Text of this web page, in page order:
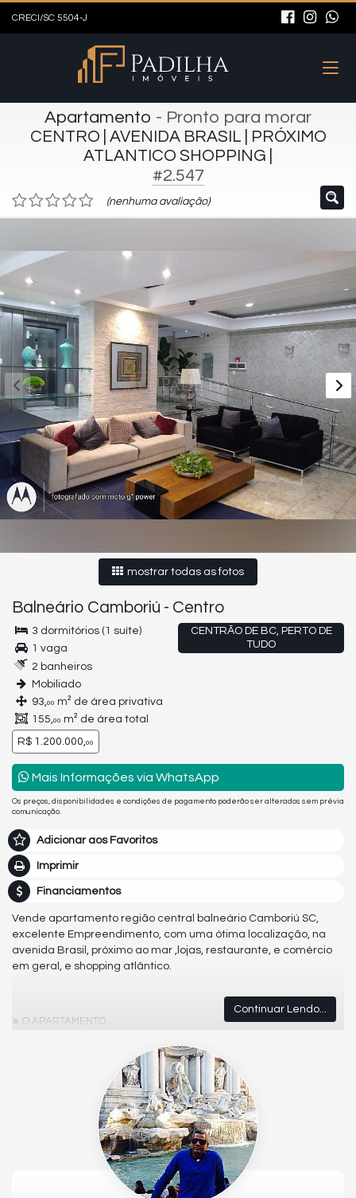
CRECI/SC 5504-J
Apartamento - Pronto para morar
CENTRO | AVENIDA BRASIL | PRÓXIMO
ATLANTICO SHOPPING |
#2.547
(nenhuma avaliação)
mostrar todas as fotos
Balneário Camboriú - Centro
CENTRÃO DE BC, PERTO DE
TUDO
3 dormitórios (1 suíte)
1 vaga
2 banheiros
Mobiliado
93,00 m² de área privativa
155,00 m² de área total
R$ 1.200.000,00
Mais Informações via WhatsApp
Os preços, disponibilidades e condições de pagamento poderão ser alterados sem prévia
comunicação.
Adicionar aos Favoritos
Imprimir
Financiamentos
Vende apartamento região central balneário Camboriú SC,
excelente Empreendimento, com uma ótima localização, na
avenida Brasil, próximo ao mar ,lojas, restaurante, e comércio
em geral, e shopping atlântico.
O APARTAMENTO
Churrasqueira à carvão
1-Vaga de Garagem ✓Sacada Ampla
Continuar Lendo...